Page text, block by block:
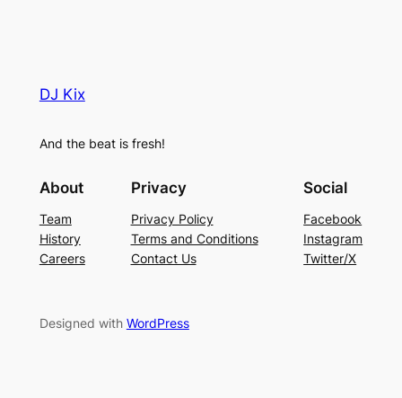
DJ Kix
And the beat is fresh!
About
Team
History
Careers
Privacy
Privacy Policy
Terms and Conditions
Contact Us
Social
Facebook
Instagram
Twitter/X
Designed with WordPress